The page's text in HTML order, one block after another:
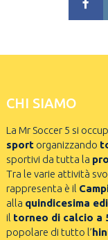
CHI SIAMO
La Mr Soccer 5 si
sportorganizzando
sportivi da tutta la
Tra le varie attività
rappresenta è il
alla quindicesima
il torneo di calcio a
popolare di tutto l’